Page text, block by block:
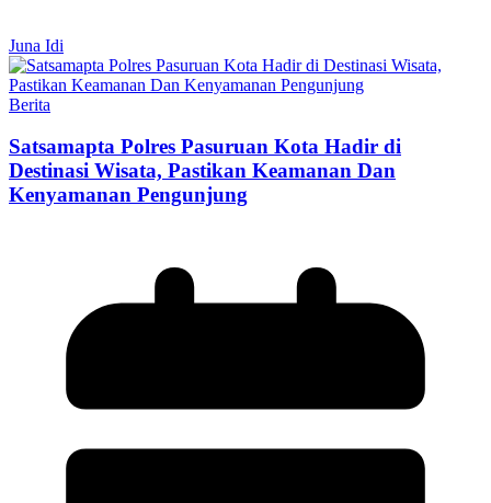
Juna Idi
Berita
Satsamapta Polres Pasuruan Kota Hadir di
Destinasi Wisata, Pastikan Keamanan Dan
Kenyamanan Pengunjung